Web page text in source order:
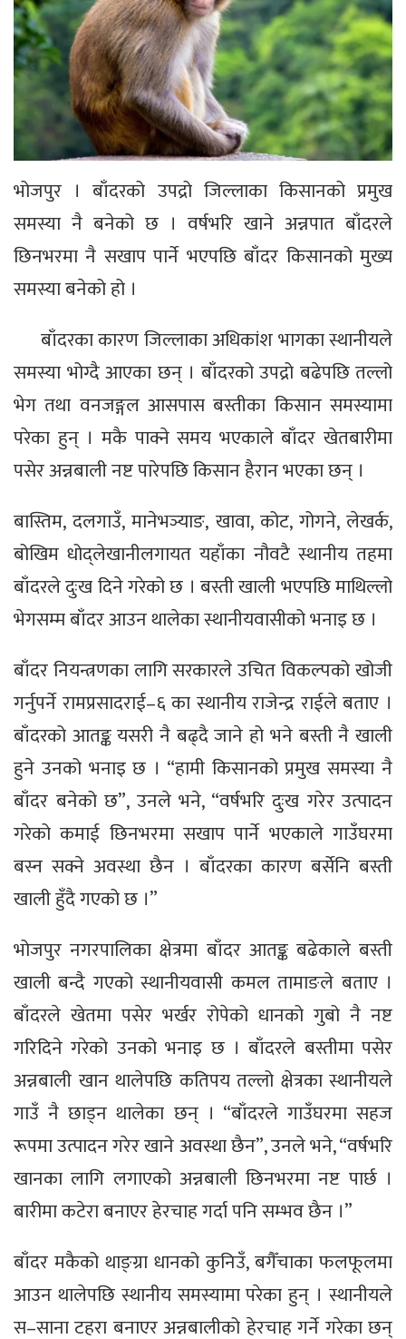
भोजपुर । बाँदरको उपद्रो जिल्लाका किसानको प्रमुख
समस्या नै बनेको छ । वर्षभरि खाने अन्नपात बाँदरले
छिनभरमा नै सखाप पार्ने भएपछि बाँदर किसानको मुख्य
समस्या बनेको हो ।
बाँदरका कारण जिल्लाका अधिकांश भागका स्थानीयले
समस्या भोग्दै आएका छन् । बाँदरको उपद्रो बढेपछि तल्लो
भेग तथा वनजङ्गल आसपास बस्तीका किसान समस्यामा
परेका हुन् । मकै पाक्ने समय भएकाले बाँदर खेतबारीमा
पसेर अन्नबाली नष्ट पारेपछि किसान हैरान भएका छन् ।
बास्तिम, दलगाउँ, मानेभञ्याङ, खावा, कोट, गोगने, लेखर्क,
बोखिम धोद्लेखानीलगायत यहाँका नौवटै स्थानीय तहमा
बाँदरले दुःख दिने गरेको छ । बस्ती खाली भएपछि माथिल्लो
भेगसम्म बाँदर आउन थालेका स्थानीयवासीको भनाइ छ ।
बाँदर नियन्त्रणका लागि सरकारले उचित विकल्पको खोजी
गर्नुपर्ने रामप्रसादराई–६ का स्थानीय राजेन्द्र राईले बताए ।
बाँदरको आतङ्क यसरी नै बढ्दै जाने हो भने बस्ती नै खाली
हुने उनको भनाइ छ । “हामी किसानको प्रमुख समस्या नै
बाँदर बनेको छ”, उनले भने, “वर्षभरि दुःख गरेर उत्पादन
गरेको कमाई छिनभरमा सखाप पार्ने भएकाले गाउँघरमा
बस्न सक्ने अवस्था छैन । बाँदरका कारण बर्सेनि बस्ती
खाली हुँदै गएको छ ।”
भोजपुर नगरपालिका क्षेत्रमा बाँदर आतङ्क बढेकाले बस्ती
खाली बन्दै गएको स्थानीयवासी कमल तामाङले बताए ।
बाँदरले खेतमा पसेर भर्खर रोपेको धानको गुबो नै नष्ट
गरिदिने गरेको उनको भनाइ छ । बाँदरले बस्तीमा पसेर
अन्नबाली खान थालेपछि कतिपय तल्लो क्षेत्रका स्थानीयले
गाउँ नै छाड्न थालेका छन् । “बाँदरले गाउँघरमा सहज
रूपमा उत्पादन गरेर खाने अवस्था छैन”, उनले भने, “वर्षभरि
खानका लागि लगाएको अन्नबाली छिनभरमा नष्ट पार्छ ।
बारीमा कटेरा बनाएर हेरचाह गर्दा पनि सम्भव छैन ।”
बाँदर मकैको थाङ्ग्रा धानको कुनिउँ, बगैँचाका फलफूलमा
आउन थालेपछि स्थानीय समस्यामा परेका हुन् । स्थानीयले
स–साना टहरा बनाएर अन्नबालीको हेरचाह गर्ने गरेका छन्